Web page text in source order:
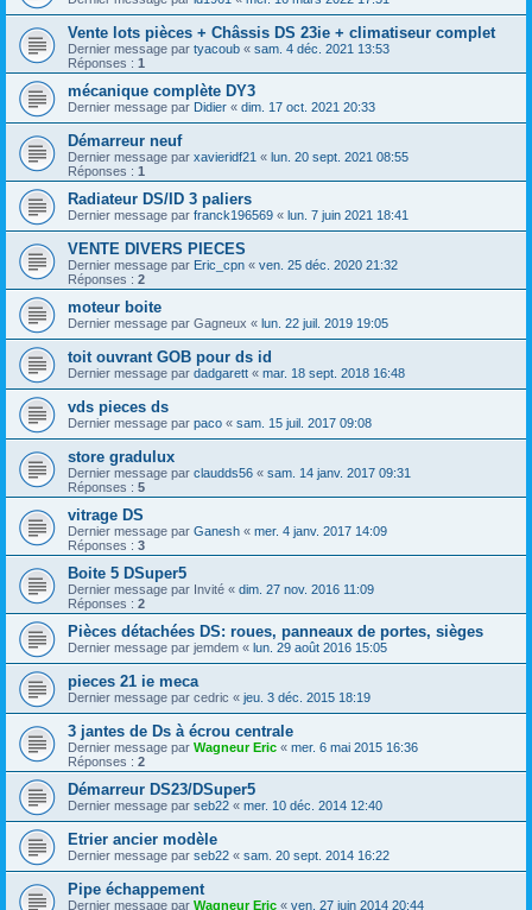
Vente lots pièces + Châssis DS 23ie + climatiseur complet
Dernier message par tyacoub « sam. 4 déc. 2021 13:53
Réponses : 1
mécanique complète DY3
Dernier message par Didier « dim. 17 oct. 2021 20:33
Démarreur neuf
Dernier message par xavieridf21 « lun. 20 sept. 2021 08:55
Réponses : 1
Radiateur DS/ID 3 paliers
Dernier message par franck196569 « lun. 7 juin 2021 18:41
VENTE DIVERS PIECES
Dernier message par Eric_cpn « ven. 25 déc. 2020 21:32
Réponses : 2
moteur boite
Dernier message par Gagneux « lun. 22 juil. 2019 19:05
toit ouvrant GOB pour ds id
Dernier message par dadgarett « mar. 18 sept. 2018 16:48
vds pieces ds
Dernier message par paco « sam. 15 juil. 2017 09:08
store gradulux
Dernier message par claudds56 « sam. 14 janv. 2017 09:31
Réponses : 5
vitrage DS
Dernier message par Ganesh « mer. 4 janv. 2017 14:09
Réponses : 3
Boite 5 DSuper5
Dernier message par Invité « dim. 27 nov. 2016 11:09
Réponses : 2
Pièces détachées DS: roues, panneaux de portes, sièges
Dernier message par jemdem « lun. 29 août 2016 15:05
pieces 21 ie meca
Dernier message par cedric « jeu. 3 déc. 2015 18:19
3 jantes de Ds à écrou centrale
Dernier message par Wagneur Eric « mer. 6 mai 2015 16:36
Réponses : 2
Démarreur DS23/DSuper5
Dernier message par seb22 « mer. 10 déc. 2014 12:40
Etrier ancier modèle
Dernier message par seb22 « sam. 20 sept. 2014 16:22
Pipe échappement
Dernier message par Wagneur Eric « ven. 27 juin 2014 20:44